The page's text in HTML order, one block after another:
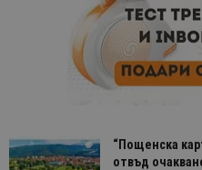
“Пощенска
отвъд